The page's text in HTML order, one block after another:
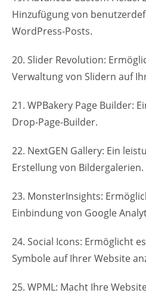
Hinzufügung von
WordPress-Posts.
20. Slider Revolution:
Verwaltung von Slidern auf
21. WPBakery Page Builder:
Drop-Page-Builder.
22. NextGEN Gallery: Ein
Erstellung von Bildergalerien.
23. MonsterInsights:
Einbindung von Google
24. Social Icons: Ermöglicht
Symbole auf Ihrer Website
25. WPML: Macht Ihre